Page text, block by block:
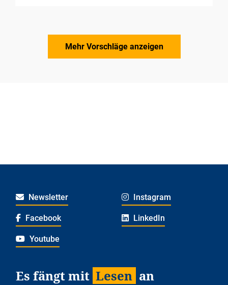
Mehr Vorschläge anzeigen
Newsletter Instagram
Facebook LinkedIn
Youtube
Es fängt mit Lesen an